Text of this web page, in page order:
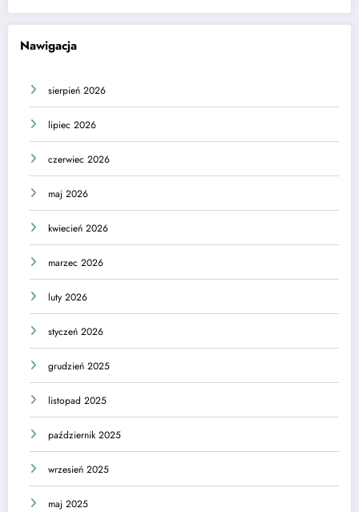
Nawigacja
sierpień 2026
lipiec 2026
czerwiec 2026
maj 2026
kwiecień 2026
marzec 2026
luty 2026
styczeń 2026
grudzień 2025
listopad 2025
październik 2025
wrzesień 2025
maj 2025